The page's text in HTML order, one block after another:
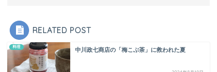
RELATED POST
料理 中川政七商店の「梅こぶ茶」に救われた夏